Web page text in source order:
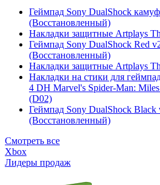
Геймпад Sony DualShock
(Восстановленный)
Накладки защитные Artplays
Геймпад Sony DualShock Red
(Восстановленный)
Накладки защитные Artplays
Накладки на стики для
4 DH Marvel's Spider-Man:
(D02)
Геймпад Sony DualShock
(Восстановленный)
Смотреть все
Xbox
Лидеры продаж